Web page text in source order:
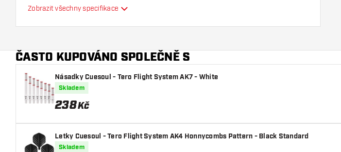
Zobrazit všechny specifikace
ČASTO KUPOVÁNO SPOLEČNĚ S
Násadky Cuesoul - Tero Flight System AK7 - White
Skladem
238Kč
Letky Cuesoul - Tero Flight System AK4 Honnycombs Pattern - Black Standard
Skladem